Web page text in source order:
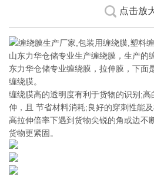
点击放
山东力华仓储专业生产缠绕膜，生产的
东力华仓储专业缠绕膜，拉伸膜，下面
缠绕膜。
缠绕膜高的透明度有利于货物的识别;
伸，且 节省材料消耗;良好的穿刺性能
高拉伸倍率下遇到货物尖锐的角或边不
货物更紧固。